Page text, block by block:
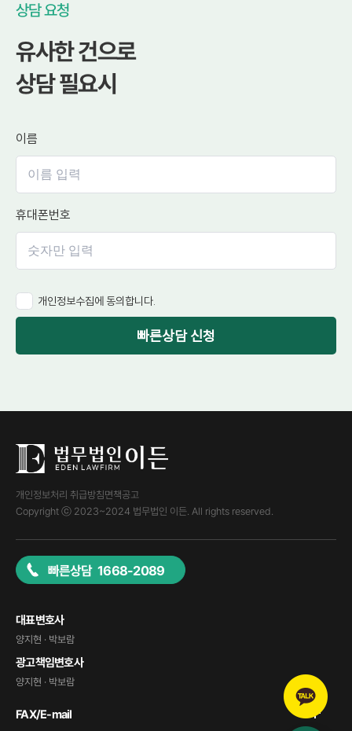
상담 요청
유사한 건으로
상담 필요시
이름
휴대폰번호
개인정보수집에 동의합니다.
빠른상담 신청
개인정보처리 취급방침면책공고
Copyright ⓒ 2023~2024 법무법인 이든. All rights reserved.
빠른상담 1668-2089
대표변호사
양지현 · 박보람
광고책임변호사
양지현 · 박보람
FAX/E-mail